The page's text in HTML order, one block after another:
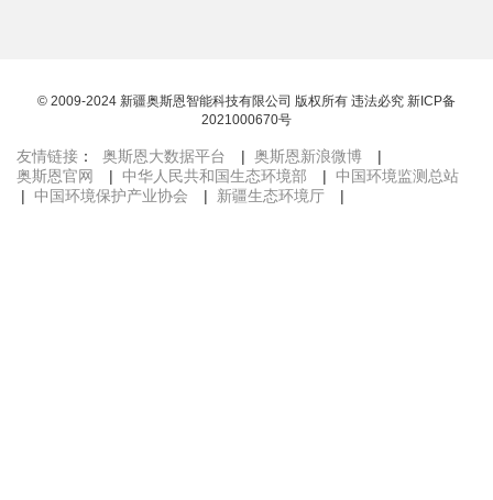
© 2009-2024 新疆奥斯恩智能科技有限公司 版权所有 违法必究 新ICP备
2021000670号
友情链接 ： 奥斯恩大数据平台 | 奥斯恩新浪微博
|
奥斯恩官网
| 中华人民共和国生态环境部 | 中国环境监测总站
| 中国环境保护产业协会 | 新疆生态环境厅 |